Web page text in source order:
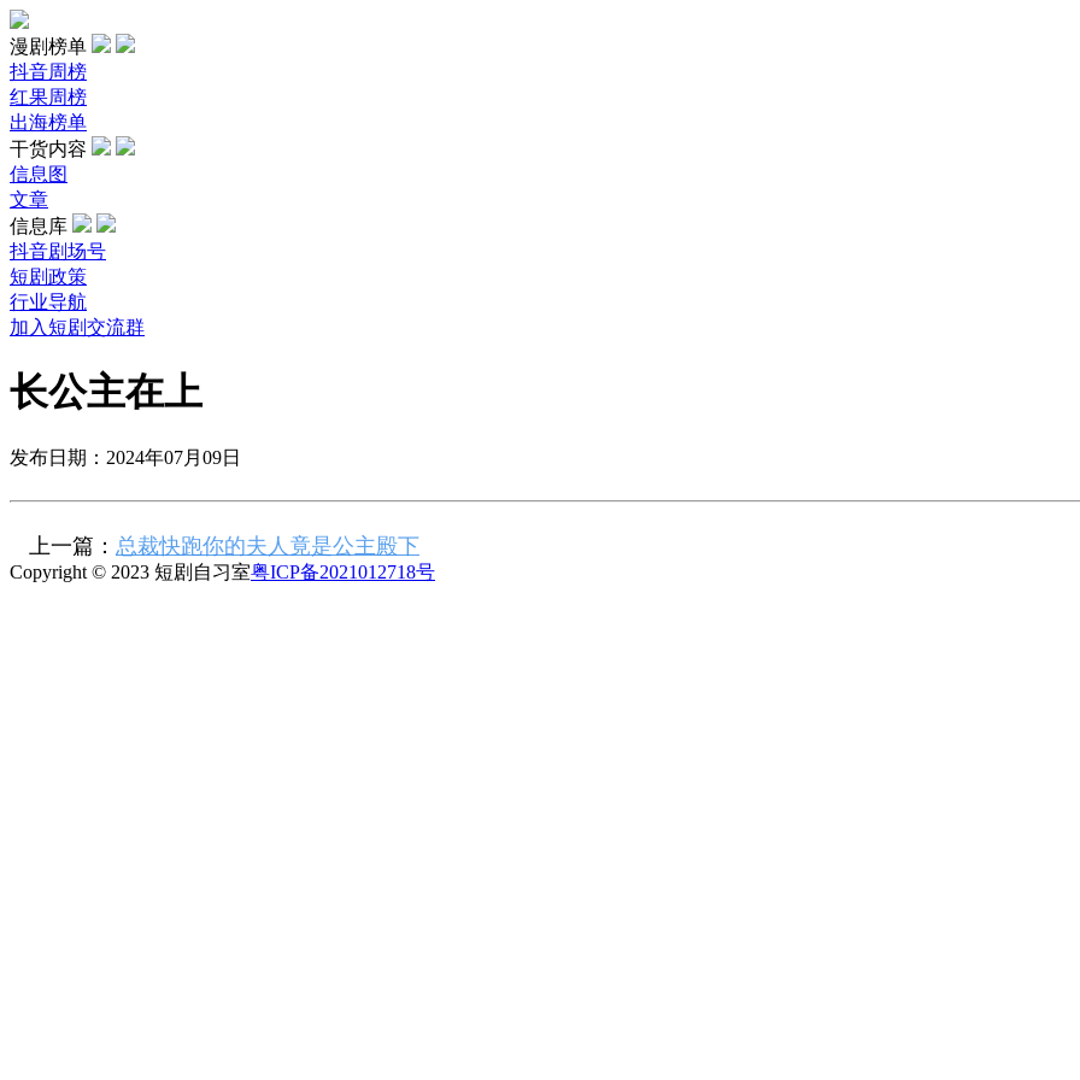
漫剧榜单
抖音周榜
红果周榜
出海榜单
干货内容
信息图
文章
信息库
抖音剧场号
短剧政策
行业导航
加入短剧交流群
长公主在上
发布日期：2024年07月09日
上一篇： 总裁快跑你的夫人竟是公主殿下
Copyright © 2023 短剧自习室粤ICP备2021012718号